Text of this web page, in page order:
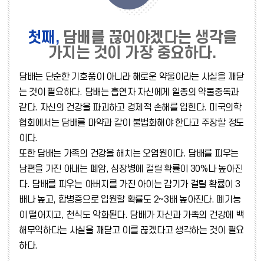
첫째, 담배를 끊어야겠다는 생각을
가지는 것이 가장 중요하다.
담배는 단순한 기호품이 아니라 해로운 약물이라는 사실을 깨닫
는 것이 필요하다. 담배는 흡연자 자신에게 일종의 약물중독과
같다. 자신의 건강을 파괴하고 경제적 손해를 입힌다. 미국의학
협회에서는 담배를 마약과 같이 불법화해야 한다고 주장할 정도
이다.
또한 담배는 가족의 건강을 해치는 오염원이다. 담배를 피우는
남편을 가진 아내는 폐암, 심장병에 걸릴 확률이 30%나 높아진
다. 담배를 피우는 아버지를 가진 아이는 감기가 걸릴 확률이 3
배나 높고, 합병증으로 입원할 확률도 2~3배 높아진다. 폐기능
이 떨어지고, 천식도 악화된다. 담배가 자신과 가족의 건강에 백
해무익하다는 사실을 깨닫고 이를 끊겠다고 생각하는 것이 필요
하다.